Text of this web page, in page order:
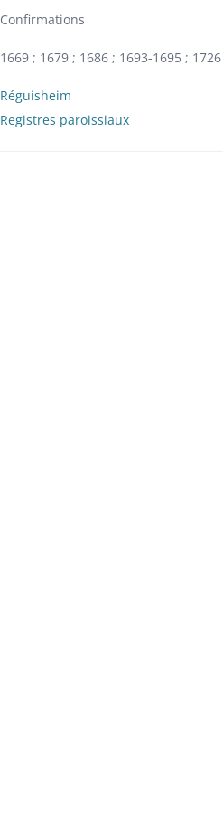
Confirmations
1669 ; 1679 ; 1686 ; 1693-1695 ; 1726
Réguisheim
Registres paroissiaux